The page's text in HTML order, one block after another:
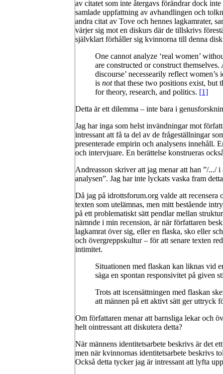
av citatet som inte återgavs förändrar dock
samlade uppfattning av avhandlingen och
andra citat av Tove och hennes lagkamrater,
värjer sig mot en diskurs där de tillskrivs
självklart förhåller sig kvinnorna till denna
One cannot analyze ‘real women’
are constructed or construct
discourse’ necessearily reflect
is notthat these two positions exist, but
for theory, research, and politics. [1]
Detta är ett dilemma – inte bara i
Jag har inga som helst invändningar mot
intressant att få ta del av de frågeställningar
presenterade empirin och analysens innehåll.
och intervjuare. En berättelse konstrueras
Andreasson skriver att jag menar att han ”/.../
analysen”. Jag har inte lyckats vaska fram
Då jag på idrottsforum.org valde att
texten som utelämnas, men mitt bestående
på ett problematiskt sätt pendlar mellan
nämnde i min recension, är när författaren
lagkamrat över sig, eller en flaska, sko eller
och övergreppskultur – för att senare texten
intimitet.
Situationen med flaskan kan liknas vid
säga en spontan responsivitet på given
Trots att iscensättningen med flaskan
att männen på ett aktivt sätt ger uttryck
Om författaren menar att barnsliga lekar och
helt ointressant att diskutera detta?
När männens identitetsarbete beskrivs är det
men när kvinnornas identitetsarbete beskrivs
Också detta tycker jag är intressant att lyfta